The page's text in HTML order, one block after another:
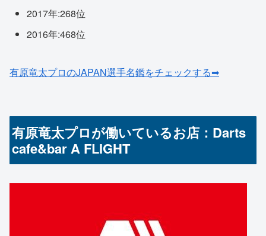
2017年:268位
2016年:468位
有原竜太プロのJAPAN選手名鑑をチェックする➡
有原竜太プロが働いているお店：Darts
cafe&bar A FLIGHT